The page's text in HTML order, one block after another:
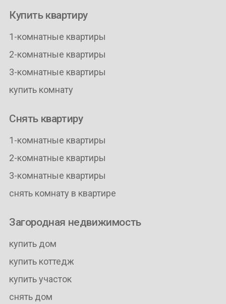
Купить квартиру
1-комнатные квартиры
2-комнатные квартиры
3-комнатные квартиры
купить комнату
Снять квартиру
1-комнатные квартиры
2-комнатные квартиры
3-комнатные квартиры
снять комнату в квартире
Загородная недвижимость
купить дом
купить коттедж
купить участок
снять дом